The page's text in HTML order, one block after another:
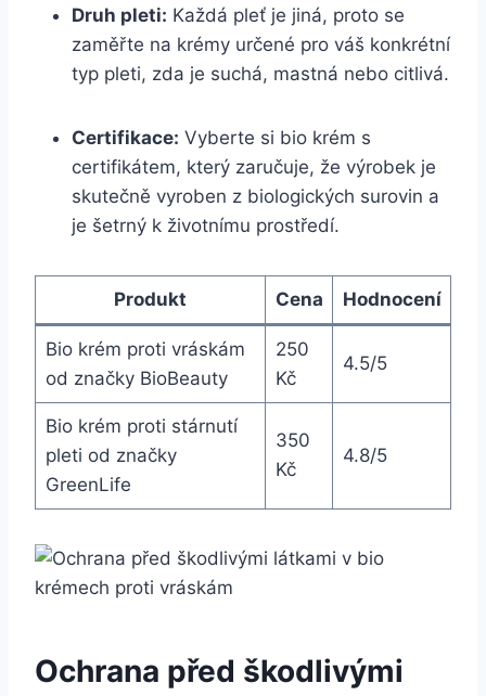
Druh pleti: Každá pleť je jiná, proto se
zaměřte na ​krémy určené pro váš konkrétní
typ ⁢pleti, zda je suchá, mastná nebo citlivá.
Certifikace: Vyberte⁣ si bio krém s‌
certifikátem, který zaručuje, že ​výrobek ​je
skutečně vyroben z biologických surovin a
je šetrný k životnímu prostředí.
Produkt Cena Hodnocení
Bio krém proti vráskám
od značky BioBeauty
250
Kč
4.5/5
Bio ⁤krém⁢ proti stárnutí
pleti od značky
GreenLife
350
‍Kč
4.8/5
Ochrana před škodlivými